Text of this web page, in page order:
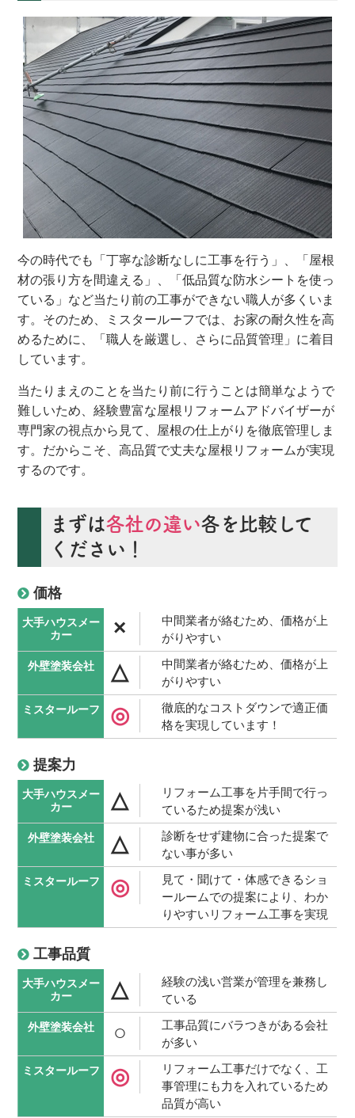
今の時代でも「丁寧な診断なしに工事を行う」、「屋根
材の張り方を間違える」、「低品質な防水シートを使っ
ている」など当たり前の工事ができない職人が多くいま
す。そのため、ミスタールーフでは、お家の耐久性を高
めるために、「職人を厳選し、さらに品質管理」に着目
しています。
当たりまえのことを当たり前に行うことは簡単なようで
難しいため、経験豊富な屋根リフォームアドバイザーが
専門家の視点から見て、屋根の仕上がりを徹底管理しま
す。だからこそ、高品質で丈夫な屋根リフォームが実現
するのです。
まずは各社の違い各を比較して
ください！
価格
×
中間業者が絡むため、価格が上
がりやすい
△
中間業者が絡むため、価格が上
がりやすい
◎
徹底的なコストダウンで適正価
格を実現しています！
提案力
△
リフォーム工事を片手間で行っ
ているため提案が浅い
△
診断をせず建物に合った提案で
ない事が多い
◎
見て・聞けて・体感できるショ
ールームでの提案により、わか
りやすいリフォーム工事を実現
工事品質
△
経験の浅い営業が管理を兼務し
ている
○
工事品質にバラつきがある会社
が多い
◎
リフォーム工事だけでなく、工
事管理にも力を入れているため
品質が高い